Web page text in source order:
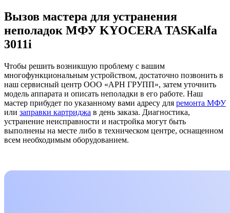
Вызов мастера для устранения
неполадок МФУ KYOCERA TASKalfa
3011i
Чтобы решить возникшую проблему с вашим
многофункциональным устройством, достаточно позвонить в
наш сервисный центр ООО «АРН ГРУПП», затем уточнить
модель аппарата и описать неполадки в его работе. Наш
мастер прибудет по указанному вами адресу для ремонта МФУ
или заправки картриджа в день заказа. Диагностика,
устранение неисправности и настройка могут быть
выполнены на месте либо в техническом центре, оснащенном
всем необходимым оборудованием.